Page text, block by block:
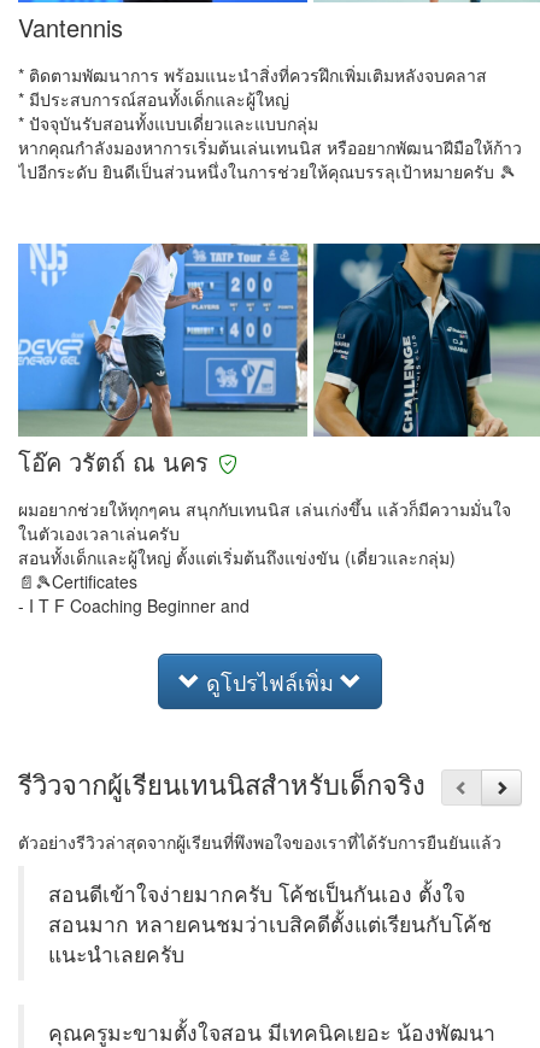
Vantennis
* ติดตามพัฒนาการ พร้อมแนะนำสิ่งที่ควรฝึกเพิ่มเติมหลังจบคลาส
* มีประสบการณ์สอนทั้งเด็กและผู้ใหญ่
* ปัจจุบันรับสอนทั้งแบบเดี่ยวและแบบกลุ่ม
หากคุณกำลังมองหาการเริ่มต้นเล่นเทนนิส หรืออยากพัฒนาฝีมือให้ก้าว
ไปอีกระดับ ยินดีเป็นส่วนหนึ่งในการช่วยให้คุณบรรลุเป้าหมายครับ 🎾
โอ๊ค วรัตถ์ ณ นคร
ผมอยากช่วยให้ทุกๆคน สนุกกับเทนนิส เล่นเก่งขึ้น แล้วก็มีความมั่นใจ
ในตัวเองเวลาเล่นครับ
สอนทั้งเด็กและผู้ใหญ่ ตั้งแต่เริ่มต้นถึงแข่งขัน (เดี่ยวและกลุ่ม)
📄🎾Certificates
- I T F Coaching Beginner and
ดูโปรไฟล์เพิ่ม
รีวิวจากผู้เรียนเทนนิสสำหรับเด็กจริง
ตัวอย่างรีวิวล่าสุดจากผู้เรียนที่พึงพอใจของเราที่ได้รับการยืนยันแล้ว
สอนดีเข้าใจง่ายมากครับ โค้ชเป็นกันเอง ตั้งใจ
สอนมาก หลายคนชมว่าเบสิคดีตั้งแต่เรียนกับโค้ช
แนะนำเลยครับ
คุณครูมะขามตั้งใจสอน มีเทคนิคเยอะ น้องพัฒนา